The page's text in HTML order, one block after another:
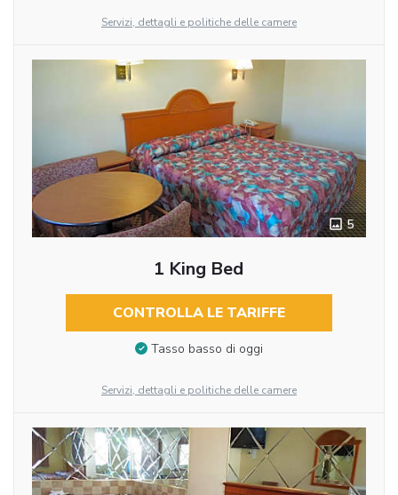
Servizi, dettagli e politiche delle camere
5
1 King Bed
CONTROLLA LE TARIFFE
Tasso basso di oggi
Servizi, dettagli e politiche delle camere